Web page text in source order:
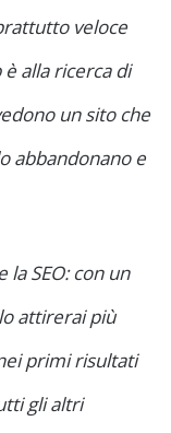
veloce
alla ricerca di
un sito che
abbandonano e
SEO: con un
attirerai più
primi risultati
gli altri